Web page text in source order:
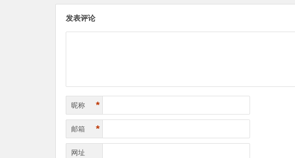
发表评论
昵称 *
邮箱 *
网址